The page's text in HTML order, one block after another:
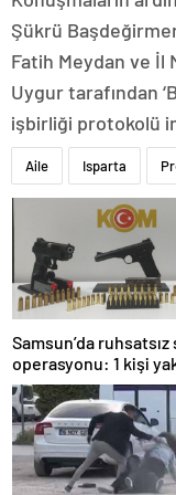
Şükrü
Fatih Meydan ve İl
Uygur tarafından
işbirliği protokolü
Aile Isparta
Samsun’da ruhsatsız
operasyonu: 1 kişi